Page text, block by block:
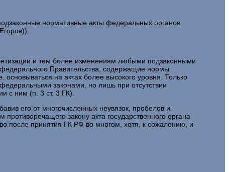
нормативные акты федеральных органов
и тем более изменениям любыми подзаконными
Правительства, содержащие нормы
на актах более высокого уровня. Только
законами, но лишь при отсутствии
с ним (п. 3 ст. 3 ГК).
его от многочисленных неувязок, пробелов и
закону акта государственного органа
после принятия ГК РФ во многом, хотя, к сожалению, и